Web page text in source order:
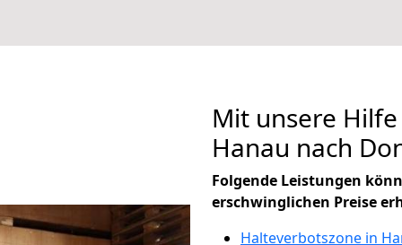
Mit unsere
Hanau nach
Folgende Leistungen
erschwinglichen Preise
Halteverbotszone in